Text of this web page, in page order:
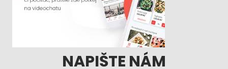
NAPIŠTE NÁM